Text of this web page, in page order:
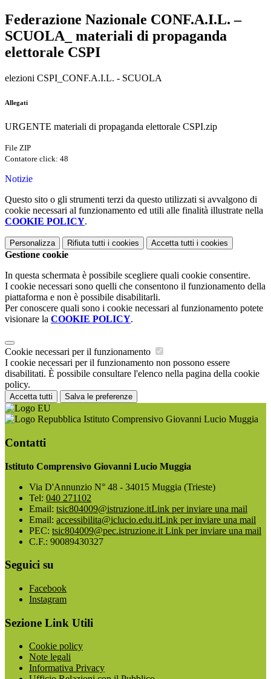
Federazione Nazionale CONF.A.I.L. –
SCUOLA_ materiali di propaganda
elettorale CSPI
elezioni CSPI_CONF.A.I.L. - SCUOLA
Allegati
URGENTE materiali di propaganda elettorale CSPI.zip
File ZIP
Contatore click: 48
Notizie
Questo sito o gli strumenti terzi da questo utilizzati si avvalgono di
cookie necessari al funzionamento ed utili alle finalità illustrate nella
COOKIE POLICY.
Personalizza Rifiuta tutti i cookies Accetta tutti i cookies
Gestione cookie
In questa schermata è possibile scegliere quali cookie consentire.
I cookie necessari sono quelli che consentono il funzionamento della
piattaforma e non è possibile disabilitarli.
Per conoscere quali sono i cookie necessari al funzionamento potete
visionare la COOKIE POLICY.
Cookie necessari per il funzionamento
I cookie necessari per il funzionamento non possono essere
disabilitati. È possibile consultare l'elenco nella pagina della cookie
policy.
Accetta tutti Salva le preferenze
Istituto Comprensivo Giovanni Lucio Muggia
Contatti
Istituto Comprensivo Giovanni Lucio Muggia
Via D'Annunzio N° 48 - 34015 Muggia (Trieste)
Tel: 040 271102
Email: tsic804009@istruzione.itLink per inviare una mail
Email: accessibilita@iclucio.edu.itLink per inviare una mail
PEC: tsic804009@pec.istruzione.it Link per inviare una mail
C.F.: 90089430327
Seguici su
Facebook
Instagram
Sezione Link Utili
Cookie policy
Note legali
Informativa Privacy